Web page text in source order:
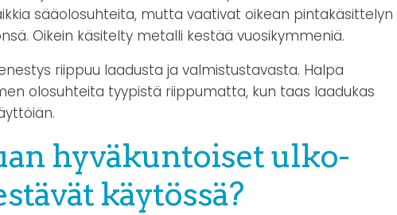
sääolosuhteita, mutta vaativat oikean pintakäsittelyn
Oikein käsitelty metalli kestää vuosikymmeniä.
riippuu laadusta ja valmistustavasta. Halpa
olosuhteita tyypistä riippumatta, kun taas laadukas
hyväkuntoiset ulko-
käytössä?